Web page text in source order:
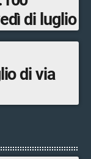
di luglio
di via